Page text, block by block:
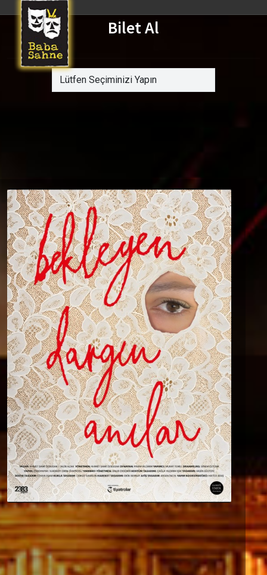
Bilet Al